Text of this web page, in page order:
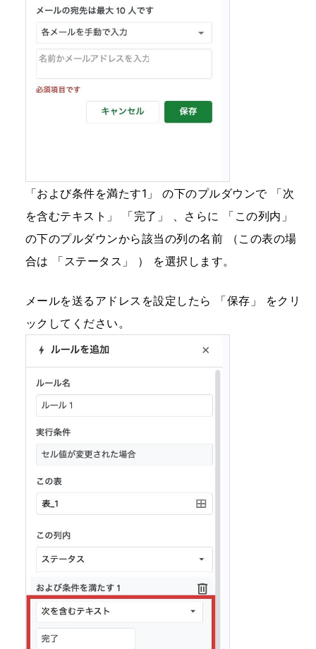
「および条件を満たす1」 の下のプルダウンで 「次
を含むテキスト」 「完了」 、さらに 「この列内」
の下のプルダウンから該当の列の名前 （この表の場
合は 「ステータス」 ） を選択します。
メールを送るアドレスを設定したら 「保存」 をクリ
ックしてください。